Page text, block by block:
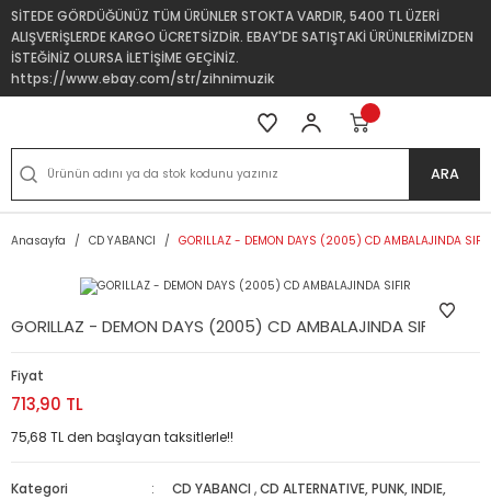
SİTEDE GÖRDÜĞÜNÜZ TÜM ÜRÜNLER STOKTA VARDIR, 5400 TL ÜZERİ
ALIŞVERİŞLERDE KARGO ÜCRETSİZDİR. EBAY'DE SATIŞTAKİ ÜRÜNLERİMİZDEN
İSTEĞİNİZ OLURSA İLETİŞİME GEÇİNİZ.
https://www.ebay.com/str/zihnimuzik
ARA
Anasayfa CD YABANCI GORILLAZ - DEMON DAYS (2005) CD AMBALAJINDA SIFIR
GORILLAZ - DEMON DAYS (2005) CD AMBALAJINDA SIFIR
Fiyat
713,90 TL
75,68 TL den başlayan taksitlerle!!
Kategori CD YABANCI ,CD ALTERNATIVE, PUNK, INDIE,